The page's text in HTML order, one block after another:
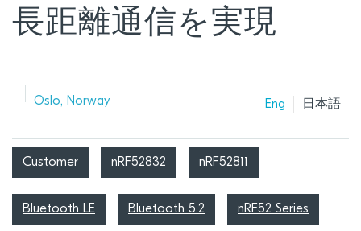
長距離通信を実現
Oslo, Norway Eng 日本語
Customer nRF52832 nRF52811
Bluetooth LE Bluetooth 5.2 nRF52 Series